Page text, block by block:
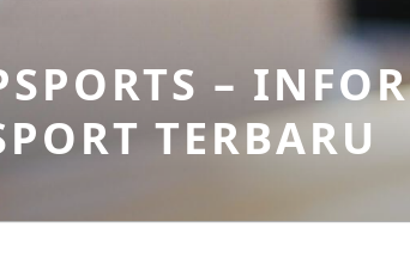
–
TERBARU